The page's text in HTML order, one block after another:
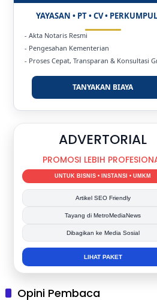
YAYASAN • PT • CV •
- Akta Notaris Resmi
- Pengesahan Kementerian
- Proses Cepat, Transparan & Konsultasi
TANYAKAN BIAYA
DUKUNG KAMI
BERSAMA
MEDIA INFORMASI TERPERCAYA
Publikasi Kegiatan
Berita Promosi
Tingkatkan Branding Anda
INFO SELENGKAPNYA
Opini Pembaca